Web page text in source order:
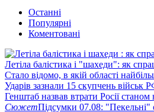
Останні
Популярні
Коментовані
Летіла балістика і "шахеди": як
Стало відомо, в якій області
Ударів зазнали 15 скупчень військ
Генштаб назвав втрати Росії станом
СюжетПідсумки 07.08: "Пекельні"